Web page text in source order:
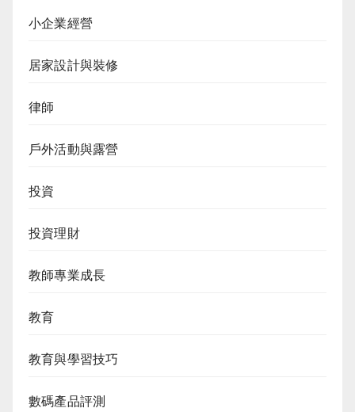
小企業經營
居家設計與裝修
律師
戶外活動與露營
投資
投資理財
教師專業成長
教育
教育與學習技巧
數碼產品評測